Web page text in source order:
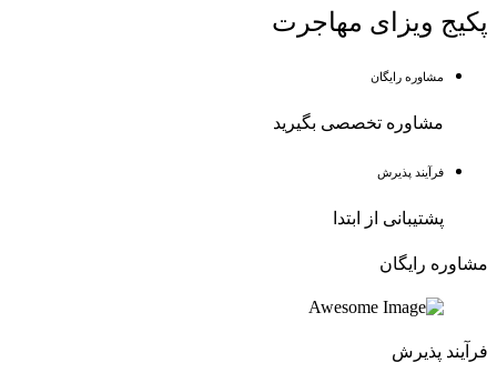
پکیج ویزای مهاجرت
مشاوره رایگان
مشاوره تخصصی بگیرید
فرآیند پذیرش
پشتیبانی از ابتدا
مشاوره رایگان
فرآیند پذیرش